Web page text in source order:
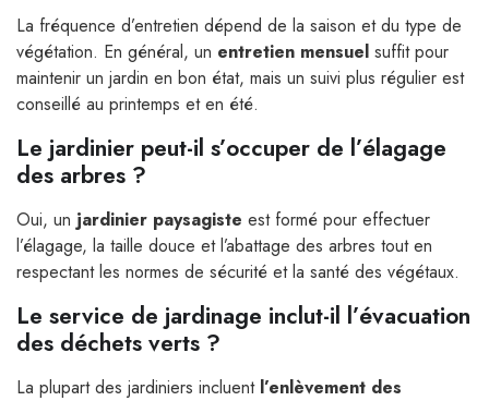
La fréquence d’entretien dépend de la saison et du type de
végétation. En général, un entretien mensuel suffit pour
maintenir un jardin en bon état, mais un suivi plus régulier est
conseillé au printemps et en été.
Le jardinier peut-il s’occuper de l’élagage
des arbres ?
Oui, un jardinier paysagiste est formé pour effectuer
l’élagage, la taille douce et l’abattage des arbres tout en
respectant les normes de sécurité et la santé des végétaux.
Le service de jardinage inclut-il l’évacuation
des déchets verts ?
La plupart des jardiniers incluent l’enlèvement des